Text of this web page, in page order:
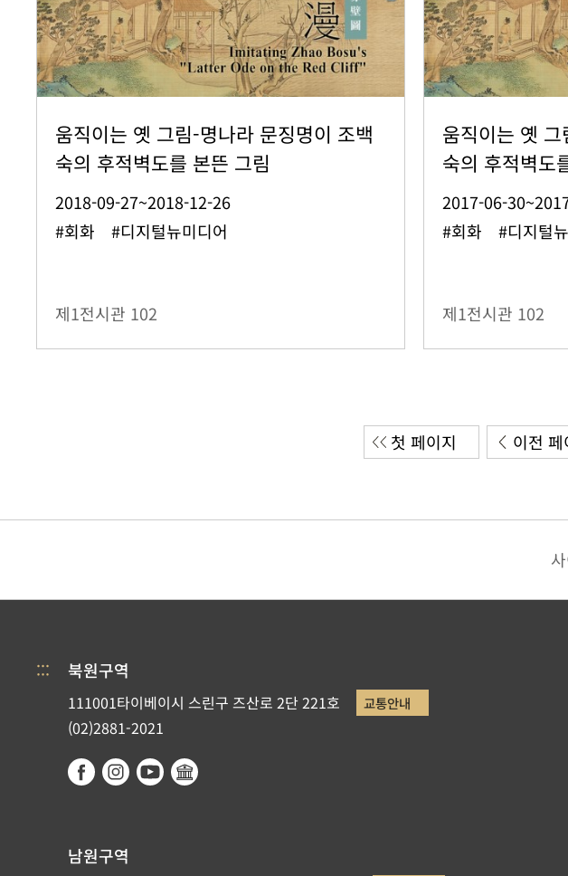
움직이는 옛 그림-명나라 문징명이 조백
숙의 후적벽도를 본뜬 그림
2018-09-27~2018-12-26
#회화 #디지털뉴미디어
제1전시관 102
움직이는 옛
숙의 후적벽도
2017-06-
#회화 #디지털
제1전시관 102
첫 페이지
이전 페
::: 북원구역
111001타이베이시 스린구 즈산로 2단 221호 교통안내
(02)2881-2021
남원구역